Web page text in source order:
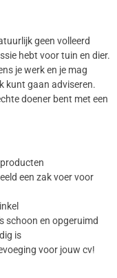
geen volleerd
hebt voor tuin en dier.
je werk en je mag
kunt gaan adviseren.
doener bent met een
een zak voer voor
schoon en opgeruimd
is
voor jouw cv!